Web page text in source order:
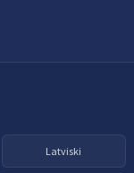
Latviski